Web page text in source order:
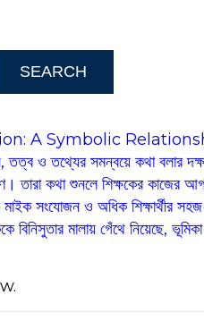
SEARCH
A Symbolic
তত্ব ও তথ্যের সমন্বয়ে কথা বলার
প্রাণ। তারা কথা শুনলে শিক্ষকের
মাইক সংযোজন ও অধিক শিক্ষার্থীর
বিনিসুতার মালায় গেঁথে নিয়েছে,